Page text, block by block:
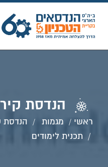
הנדסת
ראשי מגמות
הנדסת
תכנית לימודים